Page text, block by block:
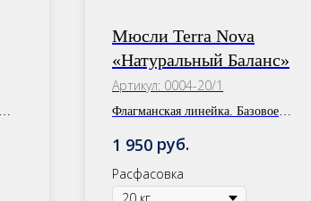
Мюсли Terra Nova
«Натуральный Баланс»
Артикул: 0004-20/1
Флагманская линейка. Базовое
Расфасовка: 30 кг/20 кг/10 кг
1 950 руб.
Расфасовка